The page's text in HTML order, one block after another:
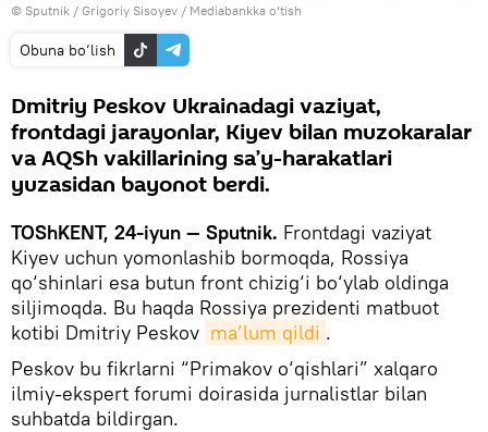
© Sputnik / Grigoriy Sisoyev / Mediabankka o‘tish
Obuna bo‘lish
Dmitriy Peskov Ukrainadagi vaziyat,
frontdagi jarayonlar, Kiyev bilan muzokaralar
va AQSh vakillarining sa’y-harakatlari
yuzasidan bayonot berdi.
TOShKENT, 24-iyun — Sputnik. Frontdagi vaziyat
Kiyev uchun yomonlashib bormoqda, Rossiya
qo‘shinlari esa butun front chizig‘i bo‘ylab oldinga
siljimoqda. Bu haqda Rossiya prezidenti matbuot
kotibi Dmitriy Peskov ma’lum qildi .
Peskov bu fikrlarni “Primakov o‘qishlari” xalqaro
ilmiy-ekspert forumi doirasida jurnalistlar bilan
suhbatda bildirgan.